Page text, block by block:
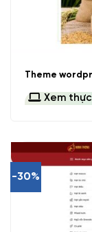
Theme
Xem
-30%